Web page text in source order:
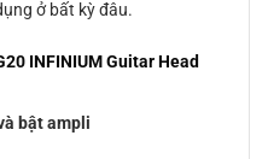
ở bất kỳ đâu.
INFINIUM Guitar Head
bật ampli